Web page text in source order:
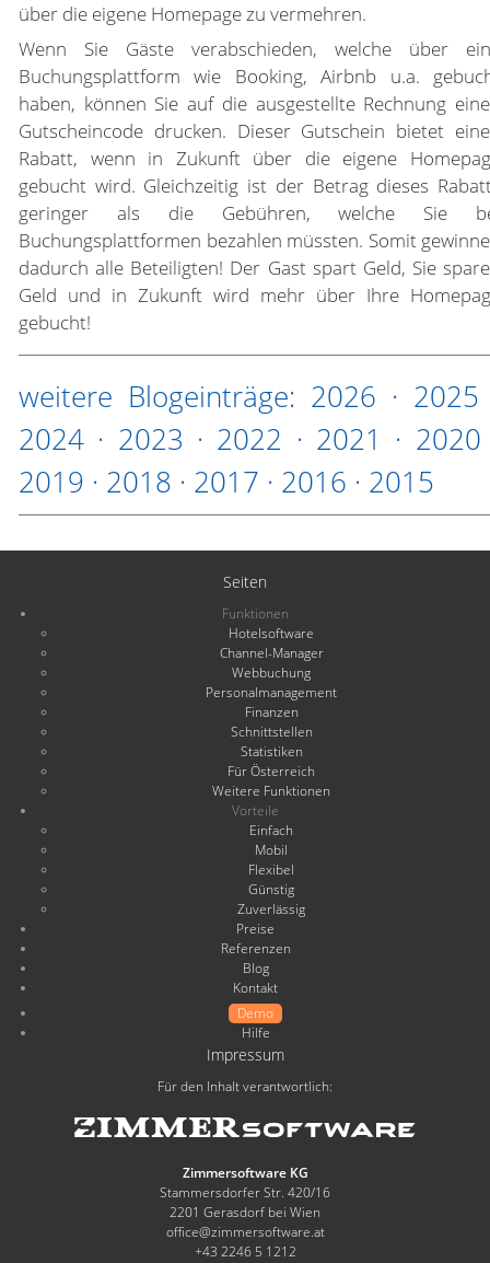
über die eigene Homepage zu vermehren.
Wenn Sie Gäste verabschieden, welche über
Buchungsplattform wie Booking, Airbnb u.a.
haben, können Sie auf die ausgestellte Rechnung
Gutscheincode drucken. Dieser Gutschein bietet
Rabatt, wenn in Zukunft über die eigene
gebucht wird. Gleichzeitig ist der Betrag dieses
geringer als die Gebühren, welche Sie
Buchungsplattformen bezahlen müssten. Somit
dadurch alle Beteiligten! Der Gast spart Geld, Sie
Geld und in Zukunft wird mehr über Ihre
gebucht!
weitere Blogeinträge: 2026 · 2025
2024 · 2023 · 2022 · 2021 · 2020
2019 · 2018 · 2017 · 2016 · 2015
Seiten
Funktionen
Hotelsoftware
Channel-Manager
Webbuchung
Personalmanagement
Finanzen
Schnittstellen
Statistiken
Für Österreich
Weitere Funktionen
Vorteile
Einfach
Mobil
Flexibel
Günstig
Zuverlässig
Preise
Referenzen
Blog
Kontakt
Demo
Hilfe
Impressum
Für den Inhalt verantwortlich:
Zimmersoftware KG
Stammersdorfer Str. 420/16
2201 Gerasdorf bei Wien
office@zimmersoftware.at
+43 2246 5 1212